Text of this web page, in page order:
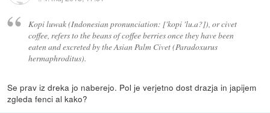
Kopi luwak (Indonesian pronunciation: ['kopi 'lu.a?]), or civet
coffee, refers to the beans of coffee berries once they have been
eaten and excreted by the Asian Palm Civet (Paradoxurus
hermaphroditus).
Se prav iz dreka jo naberejo. Pol je verjetno dost drazja in japijem
zgleda fenci al kako?